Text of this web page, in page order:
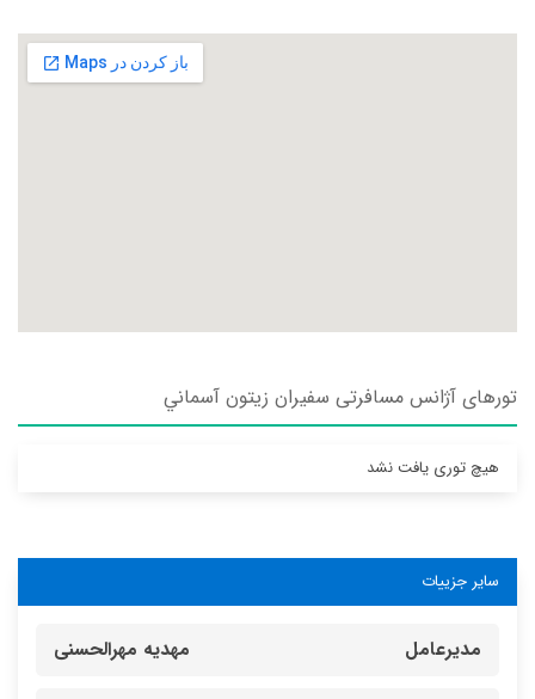
تورهای آژانس مسافرتی سفيران زيتون آسماني
هیچ توری یافت نشد
سایر جزییات
مدیرعامل مهدیه مهرالحسنی